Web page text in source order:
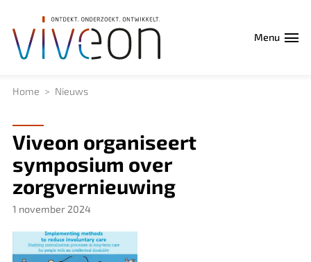
Menu
Home Nieuws
Viveon organiseert
symposium over
zorgvernieuwing
1 november 2024